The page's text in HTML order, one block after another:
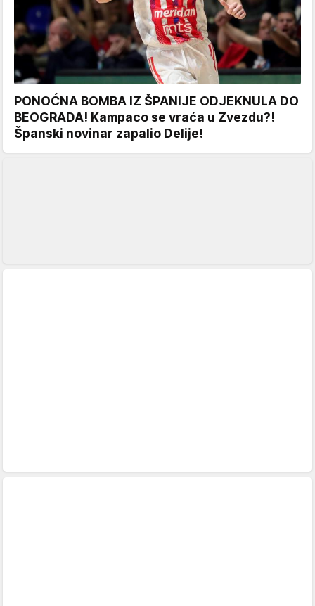
PONOĆNA BOMBA IZ ŠPANIJE ODJEKNULA DO
BEOGRADA! Kampaco se vraća u Zvezdu?!
Španski novinar zapalio Delije!